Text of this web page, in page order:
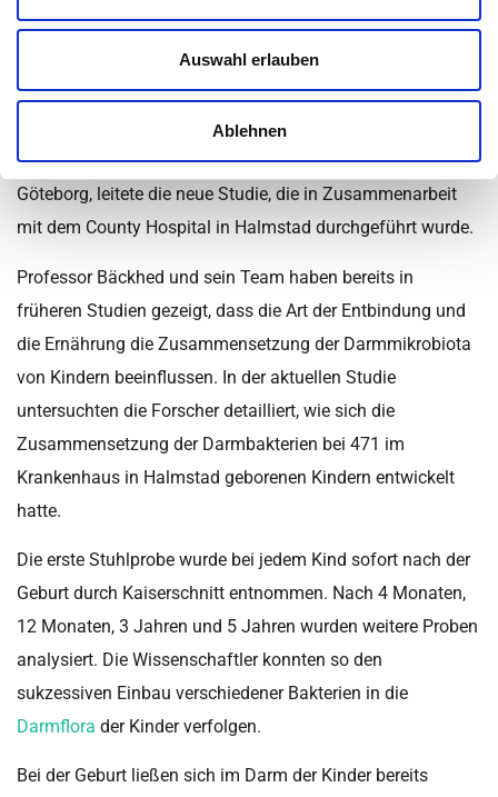
Auswahl erlauben
Ablehnen
Darmbakterien lernen und
unterstützen sich gegenseitig
Fredrik Bäckhed, Professor für Molekulare Medizin an der
Sahlgrenska-Akademie der schwedischen Universität
Göteborg, leitete die neue Studie, die in Zusammenarbeit
mit dem County Hospital in Halmstad durchgeführt wurde.
Professor Bäckhed und sein Team haben bereits in
früheren Studien gezeigt, dass die Art der Entbindung und
die Ernährung die Zusammensetzung der Darmmikrobiota
von Kindern beeinflussen. In der aktuellen Studie
untersuchten die Forscher detailliert, wie sich die
Zusammensetzung der Darmbakterien bei 471 im
Krankenhaus in Halmstad geborenen Kindern entwickelt
hatte.
Die erste Stuhlprobe wurde bei jedem Kind sofort nach der
Geburt durch Kaiserschnitt entnommen. Nach 4 Monaten,
12 Monaten, 3 Jahren und 5 Jahren wurden weitere Proben
analysiert. Die Wissenschaftler konnten so den
sukzessiven Einbau verschiedener Bakterien in die
Darmflora der Kinder verfolgen.
Bei der Geburt ließen sich im Darm der Kinder bereits